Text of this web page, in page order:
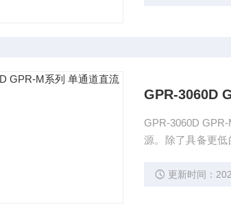
GPR-3060D
GPR-3060D GPR-M系列 单通道直流电源 GPR-M 系列是一款单路输出、180W的线性直流电
源。除了具备更
向极性保护以及
更新时间：